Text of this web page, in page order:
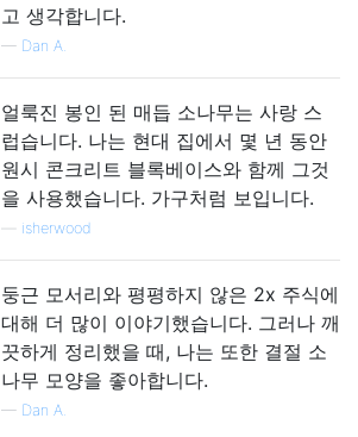
고 생각합니다.
— Dan A.
얼룩진 봉인 된 매듭 소나무는 사랑 스
럽습니다. 나는 현대 집에서 몇 년 동안
원시 콘크리트 블록베이스와 함께 그것
을 사용했습니다. 가구처럼 보입니다.
isherwood
둥근 모서리와 평평하지 않은 2x 주식에
대해 더 많이 이야기했습니다. 그러나 깨
끗하게 정리했을 때, 나는 또한 결절 소
나무 모양을 좋아합니다.
— Dan A.